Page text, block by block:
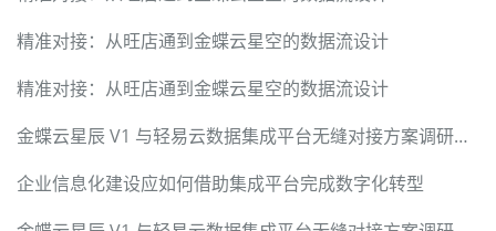
精准对接：从旺店通到金蝶云星空的数据流设计
精准对接：从旺店通到金蝶云星空的数据流设计
金蝶云星辰 V1 与轻易云数据集成平台无缝对接方案调研报告
企业信息化建设应如何借助集成平台完成数字化转型